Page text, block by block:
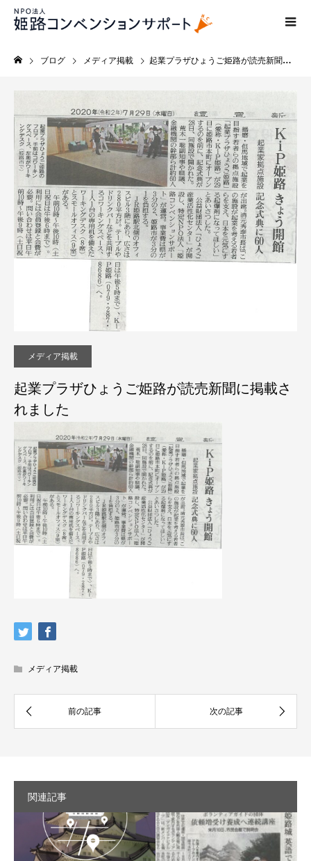
ブログ メディア掲載 起業プラザひょうご姫路が読売新聞に掲載されました
メディア掲載
起業プラザひょうご姫路が読売新聞に掲載さ
れました
メディア掲載
関連記事